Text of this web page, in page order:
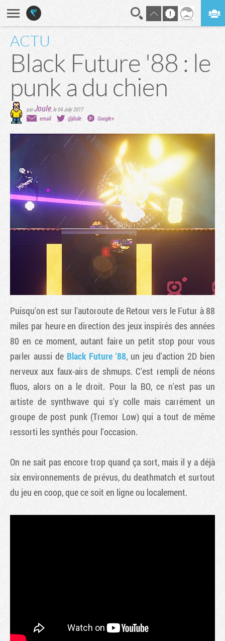
ACTU
Black Future '88 : le
punk a du chien
parJoule,le 04 July 2017
email
@j0ule Google+
Puisqu'on est sur l'autoroute de Retour vers le Futur à 88
miles par heure en direction des jeux inspirés des années
80 en ce moment, autant faire un petit stop pour vous
parler aussi de Black Future '88, un jeu d'action 2D bien
nerveux aux faux-airs de shmups. C'est rempli de néons
fluos, alors on a le droit. Pour la BO, ce n'est pas un
artiste de synthwave qui s'y colle mais carrément un
groupe de post punk (Tremor Low) qui a tout de même
ressorti les synthés pour l'occasion.
On ne sait pas encore trop quand ça sort, mais il y a déjà
six environnements de prévus, du deathmatch et surtout
du jeu en coop, que ce soit en ligne ou localement.